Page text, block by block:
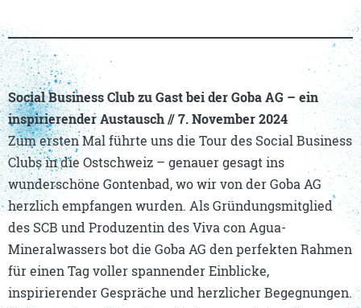
Social Business Club zu Gast bei der Goba AG – ein
inspirierender Austausch // 7. November 2024
Zum ersten Mal führte uns die Tour des Social Business
Clubs in die Ostschweiz – genauer gesagt ins
wunderschöne Gontenbad, wo wir von der Goba AG
herzlich empfangen wurden. Als Gründungsmitglied
des SCB und Produzentin des Viva con Agua-
Mineralwassers bot die Goba AG den perfekten Rahmen
für einen Tag voller spannender Einblicke,
inspirierender Gespräche und herzlicher Begegnungen.